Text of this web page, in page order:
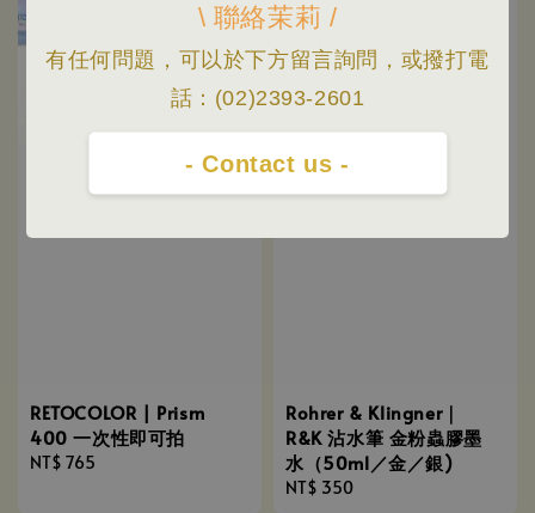
\ 聯絡茉莉 /
有任何問題，可以於下方留言詢問，或撥打電
話：(02)2393-2601
- Contact us -
RETOCOLOR | Prism
400 一次性即可拍
Regular
NT$ 765
Rohrer & Klingner｜
R&K 沾水筆 金粉蟲膠墨
水（50ml／金／銀)
Regular
NT$ 350